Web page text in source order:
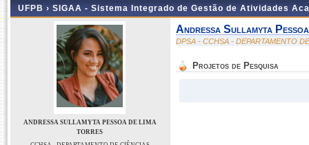
UFPB › SIGAA - Sistema Integrado de Gestão de Atividades
ANDRESSA SULLAMYTA PESSOA DE LIMA
TORRES
Andressa Sullamyta
DPSA - CCHSA - DEPARTAMENTO
Projetos de Pesquisa